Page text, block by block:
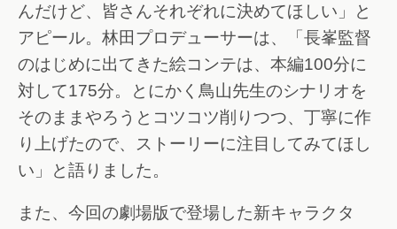
んだけど、皆さんそれぞれに決めてほしい」と
アピール。林田プロデューサーは、「長峯監督
のはじめに出てきた絵コンテは、本編100分に
対して175分。とにかく鳥山先生のシナリオを
そのままやろうとコツコツ削りつつ、丁寧に作
り上げたので、ストーリーに注目してみてほし
い」と語りました。
また、今回の劇場版で登場した新キャラクタ